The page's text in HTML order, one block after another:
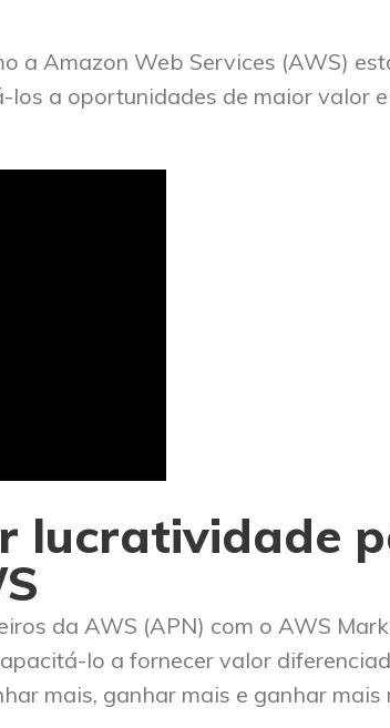
a Amazon Web Services (AWS)
a oportunidades de maior valor
lucratividade
da AWS (APN) com o AWS
lo a fornecer valor
mais, ganhar mais e ganhar mais